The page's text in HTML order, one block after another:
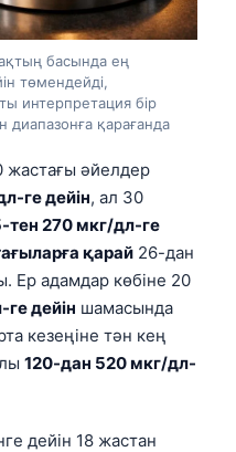
басында ең
төмендейді,
интерпретация бір
диапазонға қарағанда
жастағы әйелдер
ге дейін, ал 30
тен 270 мкг/дл-ге
қарай 26-дан
Ер адамдар көбіне 20
дейін шамасында
кезеңіне тән кең
120-дан 520 мкг/дл-
дейін 18 жастан